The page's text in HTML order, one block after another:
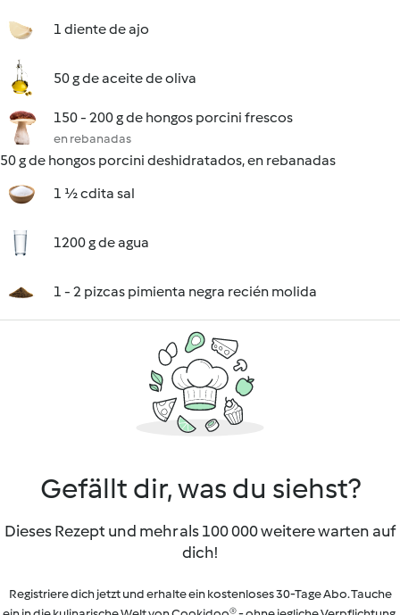
1 diente de ajo
50 g de aceite de oliva
150 - 200 g de hongos porcini frescos
en rebanadas
50 g de hongos porcini deshidratados, en rebanadas
1 ½ cdita sal
1200 g de agua
1 - 2 pizcas pimienta negra recién molida
Gefällt dir, was du siehst?
Dieses Rezept und mehr als 100 000 weitere warten auf
dich!
Registriere dich jetzt und erhalte ein kostenloses 30-Tage Abo. Tauche